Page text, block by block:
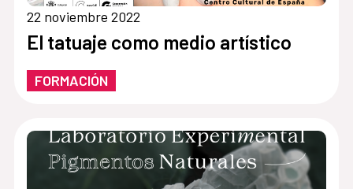
22 noviembre 2022
El tatuaje como medio artístico
FORMACIÓN